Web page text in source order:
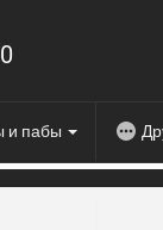
и пабы